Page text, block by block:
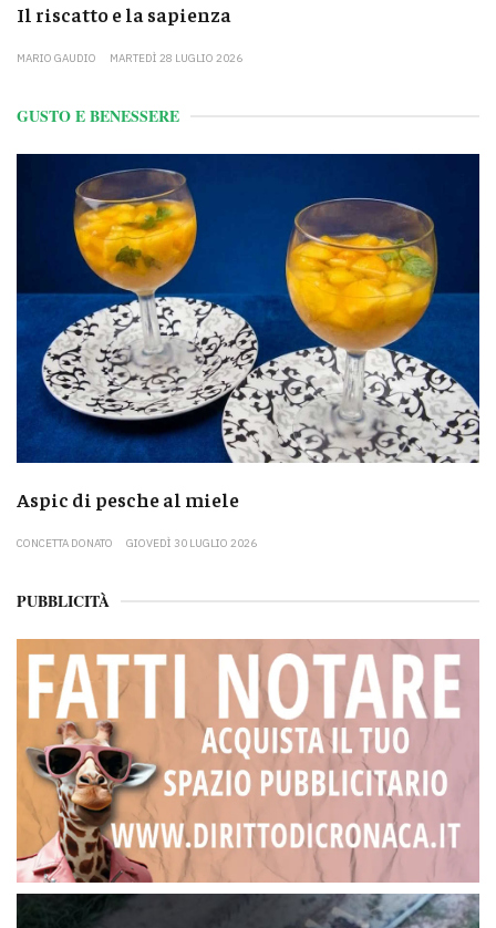
Il riscatto e la sapienza
MARIO GAUDIO MARTEDÌ 28 LUGLIO 2026
GUSTO E BENESSERE
Aspic di pesche al miele
CONCETTA DONATO GIOVEDÌ 30 LUGLIO 2026
PUBBLICITÀ